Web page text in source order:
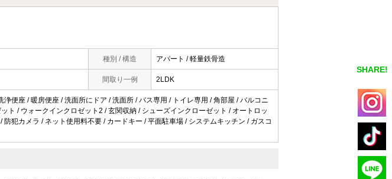
SHARE!
種別 / 構造 アパート / 軽量鉄骨造
間取り一例 2LDK
便座 / 暖房便座 / 洗面所にドア / 洗面所 / バス専用 / トイレ専用 / 角部屋 / バルコニ
ト / ウォークインクロゼット2 / 玄関収納 / シューズインクローゼット / オートロッ
犯カメラ / ネット使用料不要 / カードキー / 平面駐車場 / システムキッチン / ガスコ